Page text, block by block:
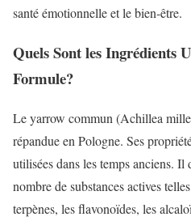
santé émotionnelle et le bien-être.
Quels Sont les Ingrédients
Formule?
Le yarrow commun (Achillea
répandue en Pologne. Ses
utilisées dans les temps anciens.
nombre de substances actives
terpènes, les flavonoïdes, les